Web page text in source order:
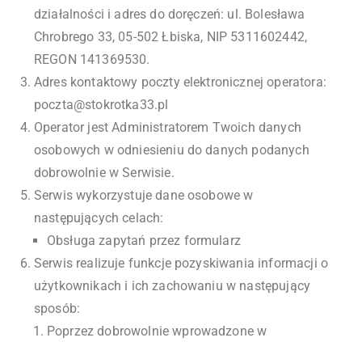
działalności i adres do doręczeń: ul. Bolesława
Chrobrego 33, 05-502 Łbiska, NIP 5311602442,
REGON 141369530.
Adres kontaktowy poczty elektronicznej operatora:
poczta@stokrotka33.pl
Operator jest Administratorem Twoich danych
osobowych w odniesieniu do danych podanych
dobrowolnie w Serwisie.
Serwis wykorzystuje dane osobowe w
następujących celach:
Obsługa zapytań przez formularz
Serwis realizuje funkcje pozyskiwania informacji o
użytkownikach i ich zachowaniu w następujący
sposób:
Poprzez dobrowolnie wprowadzone w